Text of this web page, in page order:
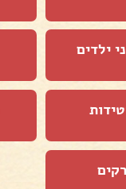
ילדים